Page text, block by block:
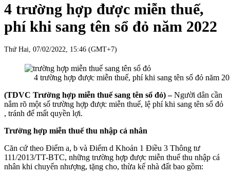
4 trường hợp được miễn thuế,
phí khi sang tên sổ đỏ năm 2022
Thứ Hai, 07/02/2022, 15:46 (GMT+7)
4 trường hợp được miễn thuế, phí khi sang tên sổ đỏ năm
(TDVC Trường hợp miễn thuế sang tên sổ đỏ) –Người dân cần
nắm rõ một số trường hợp được miễn thuế, lệ phí khi sang tên sổ đỏ
, tránh để mất quyền lợi.
Trường hợp miễn thuế thu nhập cá nhân
Căn cứ theo Điểm a, b và Điểm d Khoản 1 Điều 3 Thông tư
111/2013/TT-BTC, những trường hợp được miễn thuế thu nhập cá
nhân khi chuyển nhượng, tặng cho, thừa kế nhà đất bao gồm: